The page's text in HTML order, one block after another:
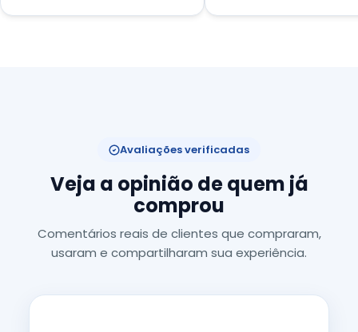
Avaliações verificadas
Veja a opinião de quem já
comprou
Comentários reais de clientes que compraram,
usaram e compartilharam sua experiência.